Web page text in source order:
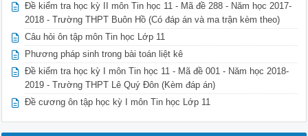
Đề kiểm tra học kỳ II môn Tin học 11 - Mã đề 288 - Năm học 2017-
2018 - Trường THPT Buôn Hồ (Có đáp án và ma trận kèm theo)
Câu hỏi ôn tập môn Tin học Lớp 11
Phương pháp sinh trong bài toán liệt kê
Đề kiểm tra học kỳ I môn Tin học 11 - Mã đề 001 - Năm học 2018-
2019 - Trường THPT Lê Quý Đôn (Kèm đáp án)
Đề cương ôn tập học kỳ I môn Tin học Lớp 11